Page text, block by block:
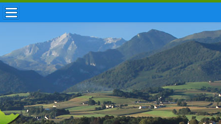
ACCUEIL / INFOS
MUNICIPALITÉ
VIE LOCALE
ENFANCE
TOURISME